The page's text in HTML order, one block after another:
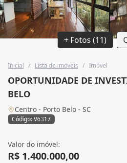
+ Fotos (11)
Inicial / Lista de imóveis / Imóvel
OPORTUNIDADE DE
BELO
Centro - Porto Belo - SC
Código: V6317
Valor do imóvel:
R$ 1.400.000,00